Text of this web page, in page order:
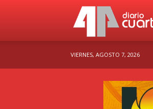
VIERNES, AGOSTO 7, 2026